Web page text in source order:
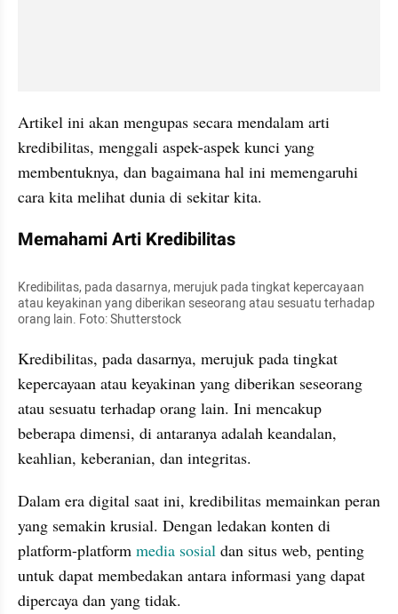
Artikel ini akan mengupas secara mendalam arti
kredibilitas, menggali aspek-aspek kunci yang
membentuknya, dan bagaimana hal ini memengaruhi
cara kita melihat dunia di sekitar kita.
Memahami Arti Kredibilitas
Kredibilitas, pada dasarnya, merujuk pada tingkat kepercayaan
atau keyakinan yang diberikan seseorang atau sesuatu terhadap
orang lain. Foto: Shutterstock
Kredibilitas, pada dasarnya, merujuk pada tingkat
kepercayaan atau keyakinan yang diberikan seseorang
atau sesuatu terhadap orang lain. Ini mencakup
beberapa dimensi, di antaranya adalah keandalan,
keahlian, keberanian, dan integritas.
Dalam era digital saat ini, kredibilitas memainkan peran
yang semakin krusial. Dengan ledakan konten di
platform-platform media sosial dan situs web, penting
untuk dapat membedakan antara informasi yang dapat
dipercaya dan yang tidak.